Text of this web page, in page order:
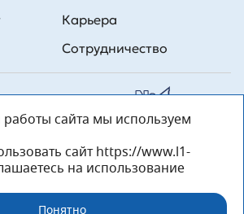
Карьера
Сотрудничество
на сайте материалы принадлежат
комания №1. Любая информация,
сайте, носит исключительно
и ни при каких условиях не является
положениями статьи 437 ГК РФ.
Компания №1» 196233, Санкт-Петербург, ул.
А, пом. 92-Н, офис 4 ИНН 7810269443,
сайта мы используем
сайт https://www.l1-
на использование
Понятно